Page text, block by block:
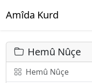
Amîda Kurd
Hemû Nûçe
Hemû Nûçe